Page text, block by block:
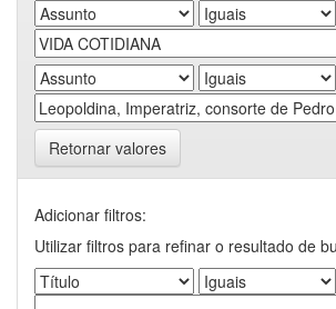
Retornar valores
Adicionar filtros:
Utilizar filtros para refinar o resultado de